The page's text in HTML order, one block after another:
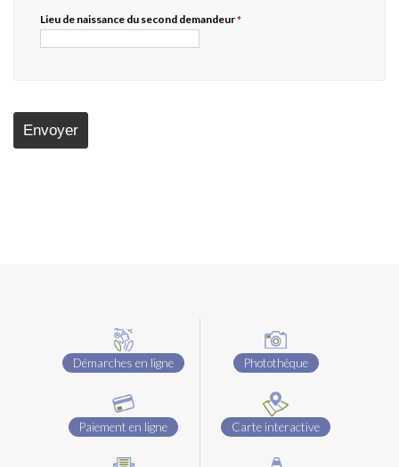
Lieu de naissance du second demandeur*
Démarches en ligne
Paiement en ligne
Photothèque
Carte interactive